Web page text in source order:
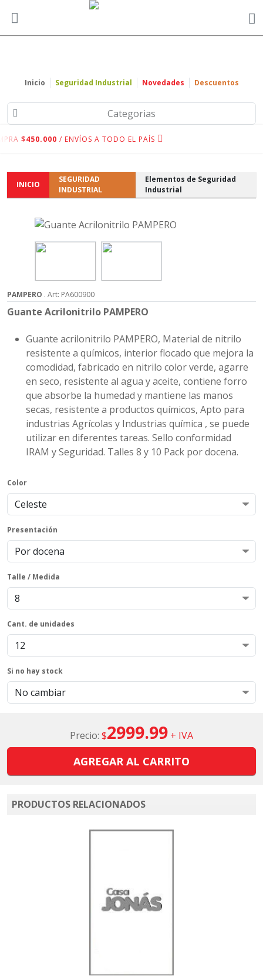
Inicio Seguridad Industrial Novedades Descuentos
Categorias
$450.000 / ENVÍOS A TODO EL PAÍS
INICIO
SEGURIDAD
INDUSTRIAL
Elementos de Seguridad
Industrial
PAMPERO . Art: PA600900
Guante Acrilonitrilo PAMPERO
Guante acrilonitrilo PAMPERO, Material de nitrilo
resistente a químicos, interior flocado que mejora la
comodidad, fabricado en nitrilo color verde, agarre
en seco, resistente al agua y aceite, contiene forro
que absorbe la humedad y mantiene las manos
secas, resistente a productos químicos, Apto para
industrias Agrícolas y Industrias química , se puede
utilizar en diferentes tareas. Sello conformidad
IRAM y Seguridad. Talles 8 y 10 Pack por docena.
Color
Presentación
Talle / Medida
Cant. de unidades
Si no hay stock
Precio: $2999.99 + IVA
AGREGAR AL CARRITO
PRODUCTOS RELACIONADOS